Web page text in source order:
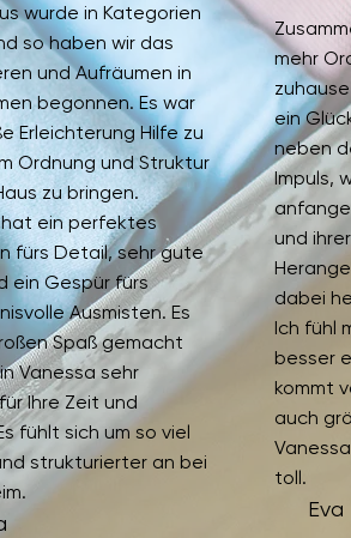
wurde in Kategorien
so haben wir das
und Aufräumen in
begonnen. Es war
Erleichterung Hilfe zu
Ordnung und Struktur
zu bringen.
ein perfektes
fürs Detail, sehr gute
ein Gespür fürs
Ausmisten. Es
Spaß gemacht
Vanessa sehr
Ihre Zeit und
fühlt sich um so viel
strukturierter an bei
mehr
ein
neben
Impuls,
und
dabei
Ich fühl
besser
kommt
auch
toll.
Eva